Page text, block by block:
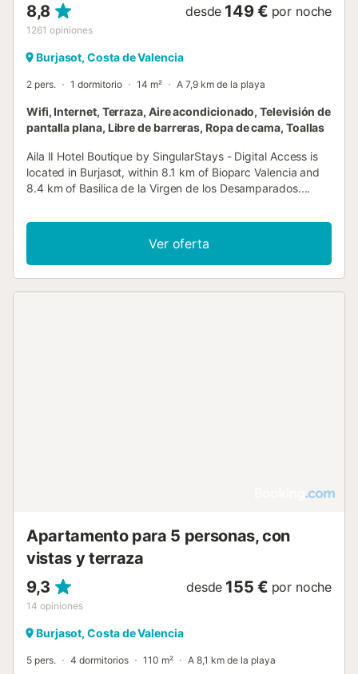
8,8
1261 opiniones
desde 149 € por noche
Burjasot, Costa de Valencia
2 pers. 1 dormitorio 14 m² A 7,9 km de la playa
Wifi, Internet, Terraza, Aire acondicionado, Televisión de
pantalla plana, Libre de barreras, Ropa de cama, Toallas
Aila II Hotel Boutique by SingularStays - Digital Access is
located in Burjasot, within 8.1 km of Bioparc Valencia and
8.4 km of Basilica de la Virgen de los Desamparados....
Ver oferta
Apartamento para 5 personas, con
vistas y terraza
9,3
14 opiniones
desde 155 € por noche
Burjasot, Costa de Valencia
5 pers. 4 dormitorios 110 m² A 8,1 km de la playa